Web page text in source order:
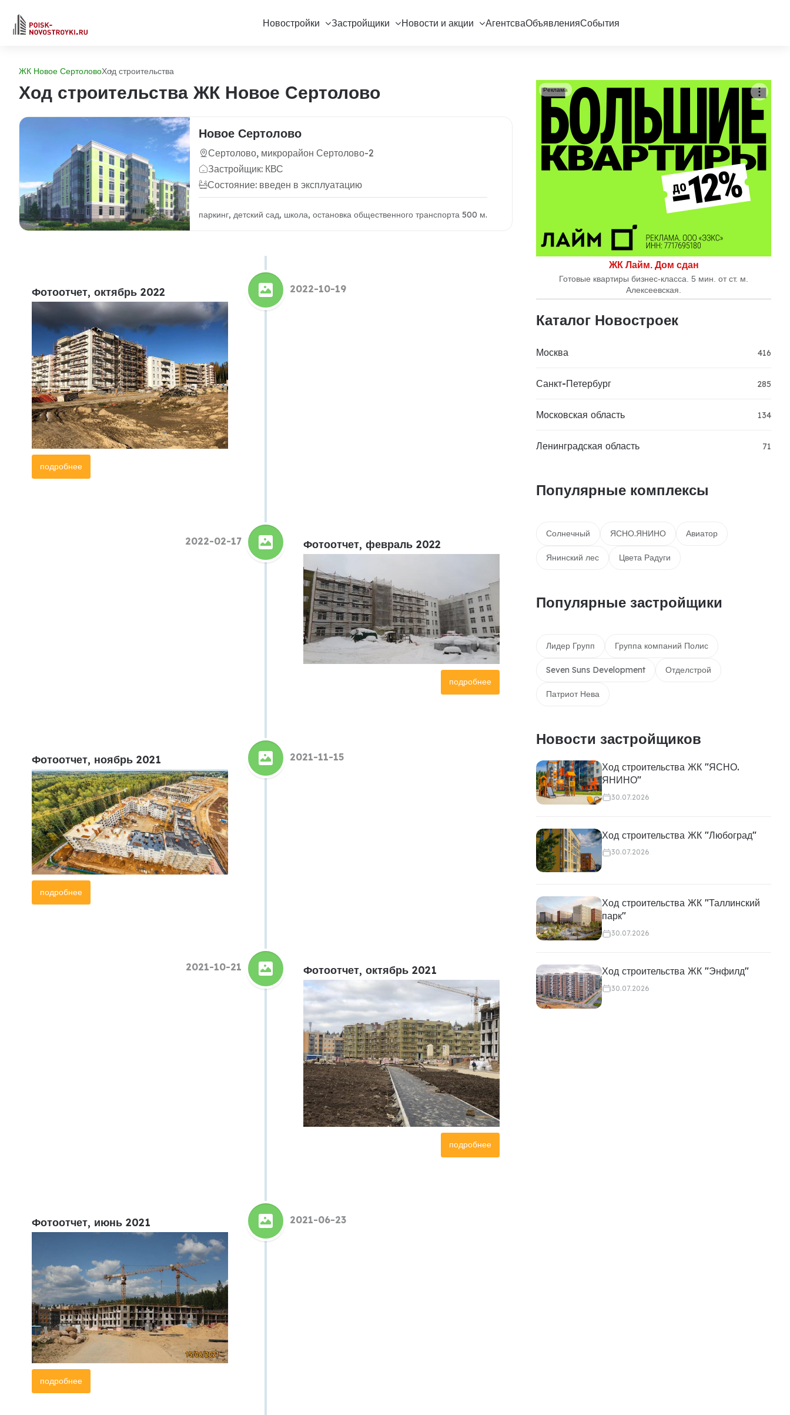
Новостройки Застройщики Новости и акции АгентсваОбъявленияСобытия
ЖК Новое СертоловоХод строительства
Ход строительства ЖК Новое Сертолово
Новое Сертолово
Сертолово, микрорайон Сертолово-2
Застройщик: КВС
Состояние: введен в эксплуатацию
паркинг, детский сад, школа, остановка общественного транспорта 500 м.
Фотоотчет, октябрь 2022
подробнее
2022-10-19
Фотоотчет, февраль 2022
подробнее
2022-02-17
Фотоотчет, ноябрь 2021
подробнее
2021-11-15
Фотоотчет, октябрь 2021
подробнее
2021-10-21
Фотоотчет, июнь 2021
подробнее
2021-06-23
ЖК Лайм. Дом сдан
Готовые квартиры бизнес-класса. 5 мин. от ст. м.
Алексеевская.
Реклама
Каталог Новостроек
Москва 416
Санкт-Петербург 285
Московская область 134
Ленинградская область 71
Популярные комплексы
Солнечный ЯСНО.ЯНИНО Авиатор
Янинский лес Цвета Радуги
Популярные застройщики
Лидер Групп Группа компаний Полис
Seven Suns Development Отделстрой
Патриот Нева
Новости застройщиков
Ход строительства ЖК "ЯСНО.
ЯНИНО"
30.07.2026
Ход строительства ЖК "Любоград"
30.07.2026
Ход строительства ЖК "Таллинский
парк"
30.07.2026
Ход строительства ЖК "Энфилд"
30.07.2026